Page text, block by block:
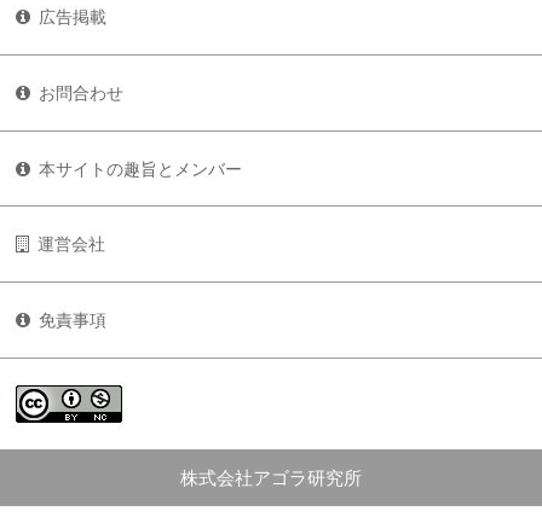
広告掲載
お問合わせ
本サイトの趣旨とメンバー
運営会社
免責事項
株式会社アゴラ研究所